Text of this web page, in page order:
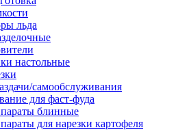
льда
настольные
самообслуживания
для фаст-фуда
блинные
для нарезки картофеля